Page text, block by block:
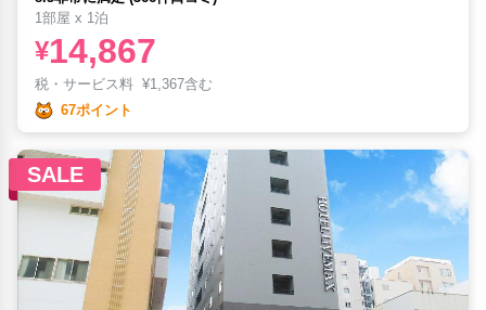
1部屋 x 1泊
¥14,867
税・サービス料 ¥1,367含む
67ポイント
SALE